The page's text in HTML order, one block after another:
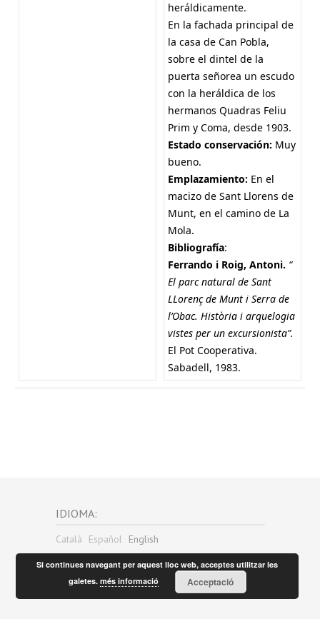
heráldicamente.
En la fachada principal de
la casa de Can Pobla,
sobre el dintel de la
puerta señorea un escudo
con la heráldica de los
hermanos Quadras Feliu
Prim y Coma, desde 1903.
Estado conservación: Muy
bueno.
Emplazamiento: En el
macizo de Sant Llorens de
Munt, en el camino de La
Mola.
Bibliografía:
Ferrando i Roig, Antoni. “
El parc natural de Sant
LLorenç de Munt i Serra de
l’Obac. Història i arquelogia
vistes per un excursionista”.
El Pot Cooperativa.
Sabadell, 1983.
IDIOMA:
Català Español English
Si continues navegant per aquest lloc web, acceptes utilitzar les
galetes. més informació Acceptació